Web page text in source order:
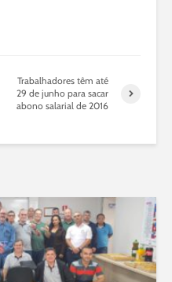
Trabalhadores têm até
29 de junho para sacar
abono salarial de 2016